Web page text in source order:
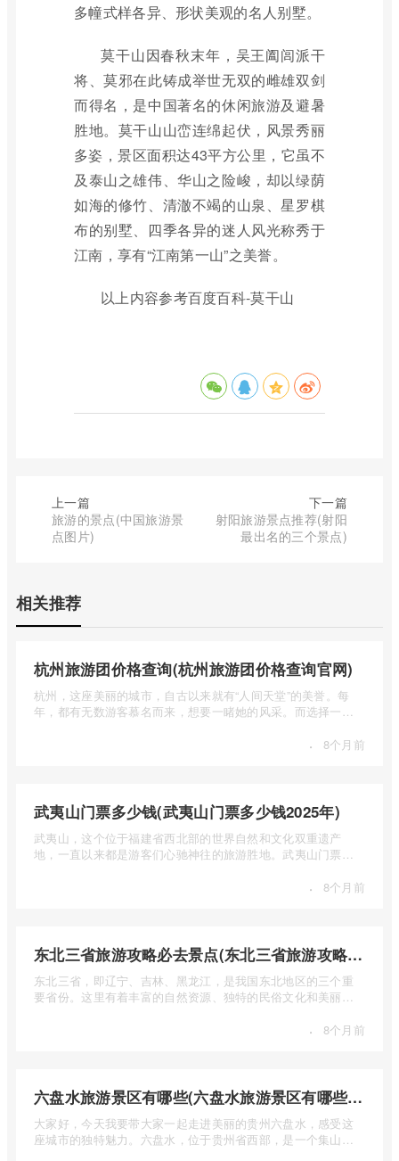
多幢式样各异、形状美观的名人别墅。
莫干山因春秋末年，吴王阖闾派干
将、莫邪在此铸成举世无双的雌雄双剑
而得名，是中国著名的休闲旅游及避暑
胜地。莫干山山峦连绵起伏，风景秀丽
多姿，景区面积达43平方公里，它虽不
及泰山之雄伟、华山之险峻，却以绿荫
如海的修竹、清澈不竭的山泉、星罗棋
布的别墅、四季各异的迷人风光称秀于
江南，享有“江南第一山”之美誉。
以上内容参考百度百科-莫干山
上一篇
旅游的景点(中国旅游景
点图片)
下一篇
射阳旅游景点推荐(射阳
最出名的三个景点)
相关推荐
杭州旅游团价格查询(杭州旅游团价格查询官网)
杭州，这座美丽的城市，自古以来就有“人间天堂”的美誉。每
年，都有无数游客慕名而来，想要一睹她的风采。而选择一个
· 8个月前
武夷山门票多少钱(武夷山门票多少钱2025年)
武夷山，这个位于福建省西北部的世界自然和文化双重遗产
地，一直以来都是游客们心驰神往的旅游胜地。武夷山门票多
· 8个月前
东北三省旅游攻略必去景点(东北三省旅游攻略必去景点视频介绍)
东北三省，即辽宁、吉林、黑龙江，是我国东北地区的三个重
要省份。这里有着丰富的自然资源、独特的民俗文化和美丽的
· 8个月前
六盘水旅游景区有哪些(六盘水旅游景区有哪些景点值得去)
大家好，今天我要带大家一起走进美丽的贵州六盘水，感受这
座城市的独特魅力。六盘水，位于贵州省西部，是一个集山水